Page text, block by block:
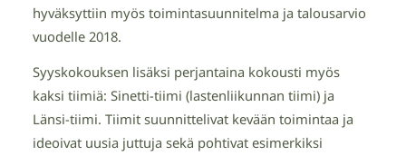
hyväksyttiin myös toimintasuunnitelma ja talousarvio
vuodelle 2018.
Syyskokouksen lisäksi perjantaina kokousti myös
kaksi tiimiä: Sinetti-tiimi (lastenliikunnan tiimi) ja
Länsi-tiimi. Tiimit suunnittelivat kevään toimintaa ja
ideoivat uusia juttuja sekä pohtivat esimerkiksi